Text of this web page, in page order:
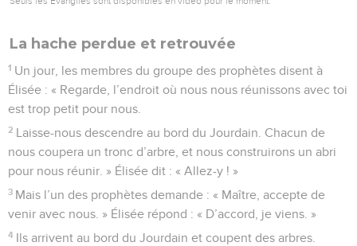
La hache perdue et retrouvée
1 Un jour, les membres du groupe des prophètes disent à
Élisée : « Regarde, l’endroit où nous nous réunissons avec toi
est trop petit pour nous.
2 Laisse-nous descendre au bord du Jourdain. Chacun de
nous coupera un tronc d’arbre, et nous construirons un abri
pour nous réunir. » Élisée dit : « Allez-y ! »
3 Mais l’un des prophètes demande : « Maître, accepte de
venir avec nous. » Élisée répond : « D’accord, je viens. »
4 Ils arrivent au bord du Jourdain et coupent des arbres.